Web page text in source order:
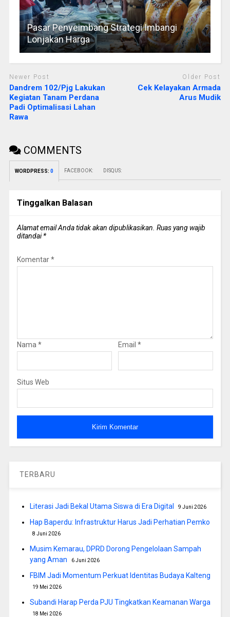
Pasar Penyeimbang Strategi Imbangi
Lonjakan Harga
Newer Post
Dandrem 102/Pjg Lakukan
Kegiatan Tanam Perdana
Padi Optimalisasi Lahan
Rawa
Older Post
Cek Kelayakan Armada
Arus Mudik
COMMENTS
WORDPRESS: 0 FACEBOOK: DISQUS:
Tinggalkan Balasan
Alamat email Anda tidak akan dipublikasikan. Ruas yang wajib
ditandai*
Komentar*
Nama * Email *
Situs Web
TERBARU
Literasi Jadi Bekal Utama Siswa di Era Digital 9 Juni 2026
Hap Baperdu: Infrastruktur Harus Jadi Perhatian Pemko
8 Juni 2026
Musim Kemarau, DPRD Dorong Pengelolaan Sampah
yang Aman
6 Juni 2026
FBIM Jadi Momentum Perkuat Identitas Budaya Kalteng
19 Mei 2026
Subandi Harap Perda PJU Tingkatkan Keamanan Warga
18 Mei 2026